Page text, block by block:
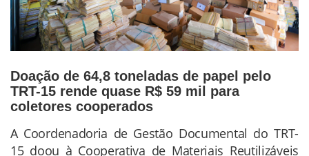
Doação de 64,8 toneladas de papel pelo
TRT-15 rende quase R$ 59 mil para
coletores cooperados
Conteúdo
da
A Coordenadoria de Gestão Documental do TRT-
15 doou à Cooperativa de Materiais Reutilizáveis